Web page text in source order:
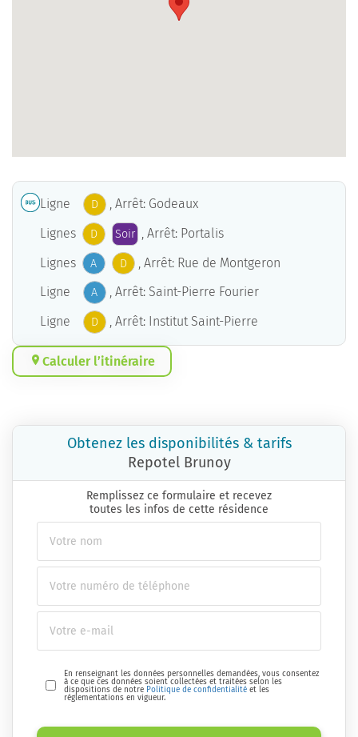
Ligne D
, Arrêt: Godeaux
Lignes
D Soir
, Arrêt: Portalis
Lignes
A D
, Arrêt: Rue de Montgeron
Ligne
A
, Arrêt: Saint-Pierre Fourier
Ligne
D , Arrêt: Institut Saint-Pierre
Calculer l’itinéraire
Obtenez les disponibilités & tarifs
Repotel Brunoy
Remplissez ce formulaire et recevez
toutes les infos de cette résidence
En renseignant les données personnelles demandées, vous consentez
à ce que ces données soient collectées et traitées selon les
dispositions de notre Politique de confidentialité et les
réglementations en vigueur.